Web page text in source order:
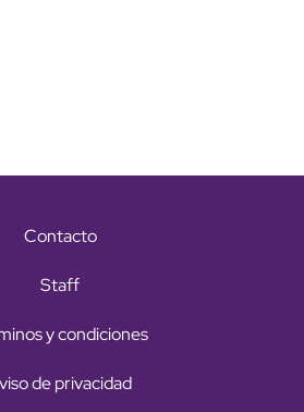
Contacto
Staff
y condiciones
de privacidad